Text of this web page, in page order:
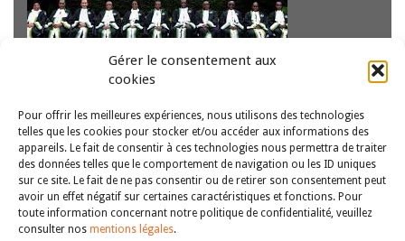
Gérer le consentement aux
cookies
Pour offrir les meilleures expériences, nous utilisons des technologies
telles que les cookies pour stocker et/ou accéder aux informations des
appareils. Le fait de consentir à ces technologies nous permettra de traiter
des données telles que le comportement de navigation ou les ID uniques
sur ce site. Le fait de ne pas consentir ou de retirer son consentement peut
avoir un effet négatif sur certaines caractéristiques et fonctions. Pour
toute information concernant notre politique de confidentialité, veuillez
consulter nos mentions légales.
Les retraits de déclaration facultative de reconnaissance
de compétence de la Cour Africaine des Droits de l’Homme
défense des droits de l’homme, les citoyens et même les
juristes. Pourtant, ils s’inscrivent…Lire la suite
Copyright © 2011-2026Revue des droits et libertés fondamentaux
| Tous droits réservés |mentions légales